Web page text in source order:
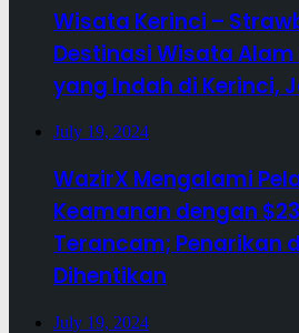
Wisata Kerinci –
Destinasi Wisata
yang Indah di Kerinci,
July 19, 2024
WazirX Mengalami
Keamanan dengan
Terancam; Penarikan
Dihentikan
July 19, 2024